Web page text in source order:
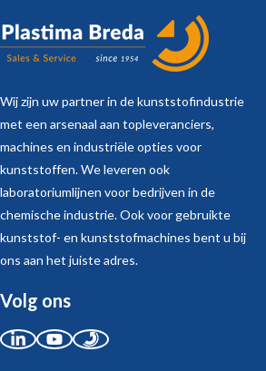
Wij zijn uw partner in de kunststofindustrie
met een arsenaal aan topleveranciers,
machines en industriële opties voor
kunststoffen. We leveren ook
laboratoriumlijnen voor bedrijven in de
chemische industrie. Ook voor gebruikte
kunststof- en kunststofmachines bent u bij
ons aan het juiste adres.
Volg ons